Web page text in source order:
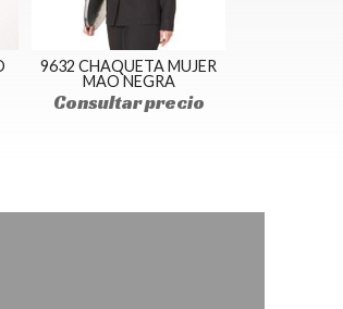
9632 CHAQUETA MUJER
MAO NEGRA
Consultar precio